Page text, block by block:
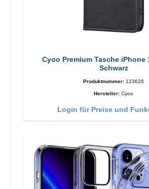
Cyoo Premium Tasche iPhone
Schwarz
Produktnummer: 123626
Hersteller: Cyoo
Login für Preise und